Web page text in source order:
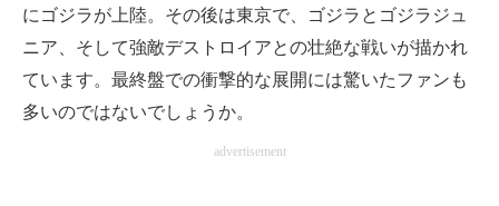
にゴジラが上陸。その後は東京で、ゴジラとゴジラジュ
ニア、そして強敵デストロイアとの壮絶な戦いが描かれ
ています。最終盤での衝撃的な展開には驚いたファンも
多いのではないでしょうか。
advertisement